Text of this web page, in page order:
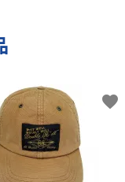
favorite